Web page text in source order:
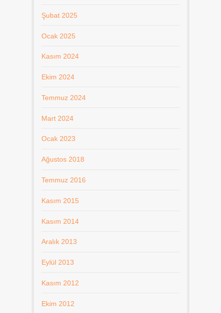
Şubat 2025
Ocak 2025
Kasım 2024
Ekim 2024
Temmuz 2024
Mart 2024
Ocak 2023
Ağustos 2018
Temmuz 2016
Kasım 2015
Kasım 2014
Aralık 2013
Eylül 2013
Kasım 2012
Ekim 2012